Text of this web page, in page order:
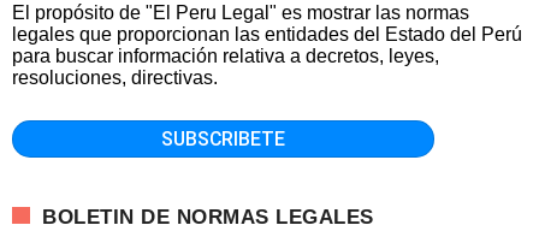
El propósito de "El Peru Legal" es mostrar las normas
legales que proporcionan las entidades del Estado del Perú
para buscar información relativa a decretos, leyes,
resoluciones, directivas.
BOLETIN DE NORMAS LEGALES